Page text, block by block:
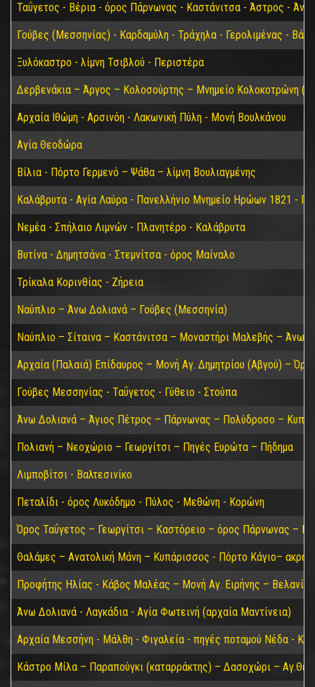
Ταΰγετος - Βέρια - όρος Πάρνωνας - Καστάνιτσα - Άστρος - Άνω
Γούβες (Μεσσηνίας) - Καρδαμύλη - Τράχηλα - Γερολιμένας -
Ξυλόκαστρο - λίμνη Τσιβλού - Περιστέρα
Δερβενάκια – Άργος – Κολοσούρτης – Μνημείο Κολοκοτρώνη
Αρχαία Ιθώμη - Αρσινόη - Λακωνική Πύλη - Μονή Βουλκάνου
Αγία Θεοδώρα
Βίλια - Πόρτο Γερμενό – Ψάθα – λίμνη Βουλιαγμένης
Καλάβρυτα - Αγία Λαύρα - Πανελλήνιο Μνημείο Ηρώων 1821 -
Νεμέα - Σπήλαιο Λιμνών - Πλανητέρο - Καλάβρυτα
Βυτίνα - Δημητσάνα - Στεμνίτσα - όρος Μαίναλο
Τρίκαλα Κορινθίας - Ζήρεια
Ναύπλιο – Άνω Δολιανά – Γούβες (Μεσσηνία)
Ναύπλιο – Σίταινα – Καστάνιτσα – Μοναστήρι Μαλεβής – Άνω
Αρχαία (Παλαιά) Επίδαυρος – Μονή Αγ. Δημητρίου (Αβγού) –
Γούβες Μεσσηνίας - Ταΰγετος - Γύθειο - Στούπα
Άνω Δολιανά – Άγιος Πέτρος – Πάρνωνας – Πολύδροσο –
Πολιανή – Νεοχώριο – Γεωργίτσι – Πηγές Ευρώτα – Πήδημα
Λιμποβίτσι - Βαλτεσινίκο
Πεταλίδι - όρος Λυκόδημο - Πύλος - Μεθώνη - Κορώνη
Όρος Ταΰγετος – Γεωργίτσι – Καστόρειο – όρος Πάρνωνας –
Θαλάμες – Ανατολική Μάνη – Κυπάρισσος - Πόρτο Κάγιο–
Προφήτης Ηλίας - Κάβος Μαλέας – Μονή Αγ. Ειρήνης –
Άνω Δολιανά - Λαγκάδια - Αγία Φωτεινή (αρχαία Μαντίνεια)
Αρχαία Μεσσήνη - Μάλθη - Φιγαλεία - πηγές ποταμού Νέδα -
Κάστρο Μίλα – Παραπούγκι (καταρράκτης) – Δασοχώρι –